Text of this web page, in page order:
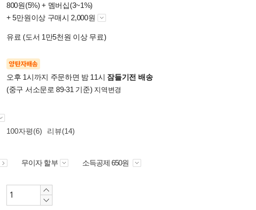
800원(5%) + 멤버십(3~1%)
+ 5만원이상 구매시 2,000원
유료 (도서 1만5천원 이상 무료)
양탄자배송
오후 1시까지 주문하면 밤 11시 잠들기전 배송
(중구 서소문로 89-31 기준) 지역변경
100자평(6) 리뷰(14)
무이자 할부 소득공제 650원